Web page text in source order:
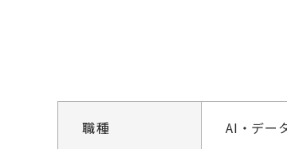
職種 AI・デー